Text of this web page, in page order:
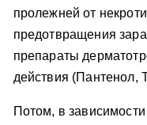
пролежней от
предотвращения
препараты
действия (Пантенол,
Потом, в